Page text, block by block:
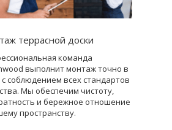
террасной доски
команда
выполнит монтаж точно в
с соблюдением всех стандартов
Мы обеспечим чистоту,
и бережное отношение
пространству.